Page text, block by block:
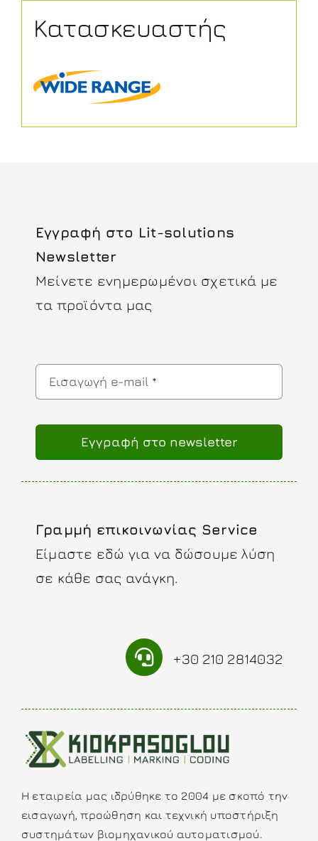
Κατασκευαστής
Εγγραφή στο Lit-solutions
Newsletter
Μείνετε ενημερωμένοι σχετικά με
τα προϊόντα μας
Eγγραφή στο newsletter
Γραμμή επικοινωνίας Service
Είμαστε εδώ για να δώσουμε λύση
σε κάθε σας ανάγκη.
+30 210 2814032
Η εταιρεία μας ιδρύθηκε το 2004 με σκοπό την
εισαγωγή, προώθηση και τεχνική υποστήριξη
συστημάτων βιομηχανικού αυτοματισμού.